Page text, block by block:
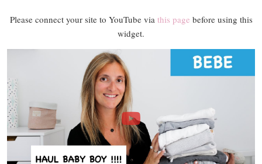
Please connect your site to YouTube via this page before using this
widget.